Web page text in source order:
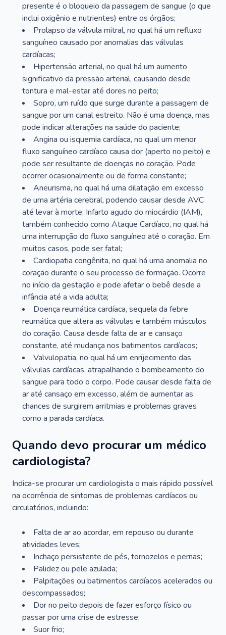
presente é o bloqueio da passagem de sangue (o que
inclui oxigênio e nutrientes) entre os órgãos;
Prolapso da válvula mitral, no qual há um refluxo
sanguíneo causado por anomalias das válvulas
cardíacas;
Hipertensão arterial, no qual há um aumento
significativo da pressão arterial, causando desde
tontura e mal-estar até dores no peito;
Sopro, um ruído que surge durante a passagem de
sangue por um canal estreito. Não é uma doença, mas
pode indicar alterações na saúde do paciente;
Angina ou isquemia cardíaca, no qual um menor
fluxo sanguíneo cardíaco causa dor (aperto no peito) e
pode ser resultante de doenças no coração. Pode
ocorrer ocasionalmente ou de forma constante;
Aneurisma, no qual há uma dilatação em excesso
de uma artéria cerebral, podendo causar desde AVC
até levar à morte; Infarto agudo do miocárdio (IAM),
também conhecido como Ataque Cardíaco, no qual há
uma interrupção do fluxo sanguíneo até o coração. Em
muitos casos, pode ser fatal;
Cardiopatia congênita, no qual há uma anomalia no
coração durante o seu processo de formação. Ocorre
no início da gestação e pode afetar o bebê desde a
infância até a vida adulta;
Doença reumática cardíaca, sequela da febre
reumática que altera as válvulas e também músculos
do coração. Causa desde falta de ar e cansaço
constante, até mudança nos batimentos cardíacos;
Valvulopatia, no qual há um enrijecimento das
válvulas cardíacas, atrapalhando o bombeamento do
sangue para todo o corpo. Pode causar desde falta de
ar até cansaço em excesso, além de aumentar as
chances de surgirem arritmias e problemas graves
como a parada cardíaca.
Quando devo procurar um médico
cardiologista?
Indica-se procurar um cardiologista o mais rápido possível
na ocorrência de sintomas de problemas cardíacos ou
circulatórios, incluindo:
Falta de ar ao acordar, em repouso ou durante
atividades leves;
Inchaço persistente de pés, tornozelos e pernas;
Palidez ou pele azulada;
Palpitações ou batimentos cardíacos acelerados ou
descompassados;
Dor no peito depois de fazer esforço físico ou
passar por uma crise de estresse;
Suor frio;